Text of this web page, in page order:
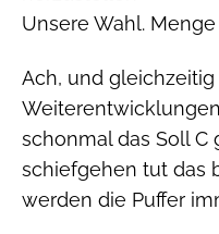
Unsere Wahl.
Ach, und
schonmal das Soll C
schiefgehen tut das
werden die Puffer